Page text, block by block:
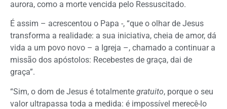
aurora, como a morte vencida pelo Ressuscitado.
É assim – acrescentou o Papa -, “que o olhar de Jesus
transforma a realidade: a sua iniciativa, cheia de amor, dá
vida a um povo novo – a Igreja –, chamado a continuar a
missão dos apóstolos: Recebestes de graça, dai de
graça”.
“Sim, o dom de Jesus é totalmente gratuito, porque o seu
valor ultrapassa toda a medida: é impossível merecê-lo